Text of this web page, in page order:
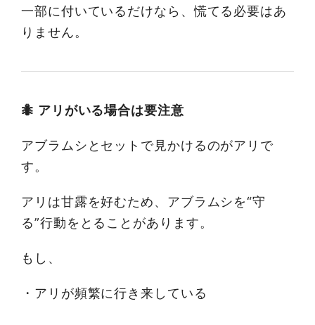
一部に付いているだけなら、慌てる必要はあ
りません。
🐜 アリがいる場合は要注意
アブラムシとセットで見かけるのがアリで
す。
アリは甘露を好むため、アブラムシを“守
る”行動をとることがあります。
もし、
・アリが頻繁に行き来している